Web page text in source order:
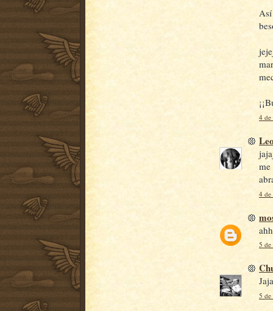
Así
4 de
me
4 de
5 de
5 de